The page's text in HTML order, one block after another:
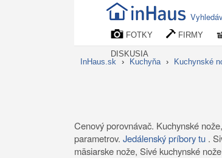
FOTKY FIRMY
DISKUSIA
InHaus.sk › Kuchyňa › Kuchynské
Cenový porovnávač. Kuchynské
parametrov. Jedálenský príbory tu .
mäsiarske nože, Sivé kuchynské nože